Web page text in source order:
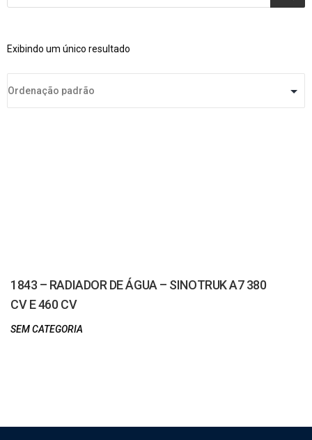
Exibindo um único resultado
1843 – RADIADOR DE ÁGUA – SINOTRUK A7 380
CV E 460 CV
SEM CATEGORIA